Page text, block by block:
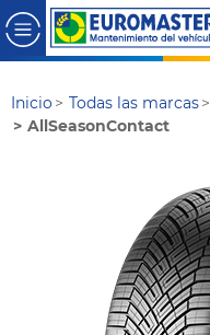
Inicio Todas las marcas
AllSeasonContact